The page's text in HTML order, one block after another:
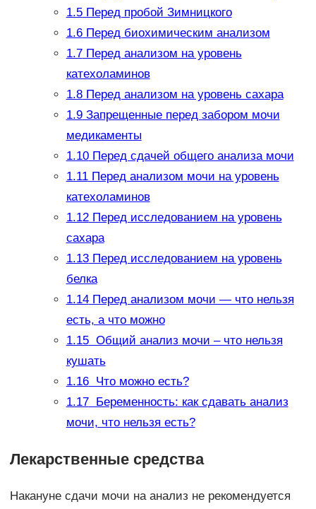
1.5Перед пробой Зимницкого
1.6Перед биохимическим анализом
1.7Перед анализом на уровень
катехоламинов
1.8Перед анализом на уровень сахара
1.9Запрещенные перед забором мочи
медикаменты
1.10Перед сдачей общего анализа мочи
1.11Перед анализом мочи на уровень
катехоламинов
1.12Перед исследованием на уровень
сахара
1.13Перед исследованием на уровень
белка
1.14Перед анализом мочи — что нельзя
есть, а что можно
1.15Общий анализ мочи – что нельзя
кушать
1.16Что можно есть?
1.17Беременность: как сдавать анализ
мочи, что нельзя есть?
Лекарственные средства
Накануне сдачи мочи на анализ не рекомендуется